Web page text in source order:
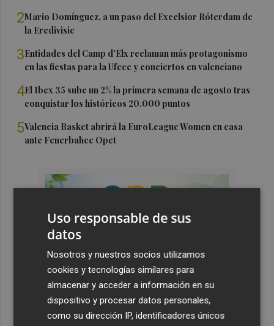
2Mario Domínguez, a un paso del Excelsior Róterdam de
la Eredivisie
3Entidades del Camp d'Elx reclaman más protagonismo
en las fiestas para la Ufece y conciertos en valenciano
4El Ibex 35 sube un 2% la primera semana de agosto tras
conquistar los históricos 20.000 puntos
5Valencia Basket abrirá la EuroLeague Women en casa
ante Fenerbahce Opet
Uso responsable de sus
datos
Nosotros y nuestros socios utilizamos
cookies y tecnologías similares para
almacenar y acceder a información en su
dispositivo y procesar datos personales,
como su dirección IP, identificadores únicos